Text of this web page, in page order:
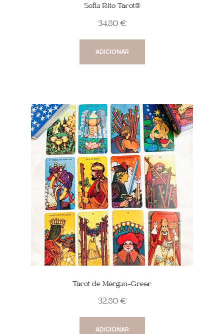
Sofia Rito Tarot®
34,80 €
ADICIONAR
Tarot de Morgan-Greer
32,80 €
ADICIONAR